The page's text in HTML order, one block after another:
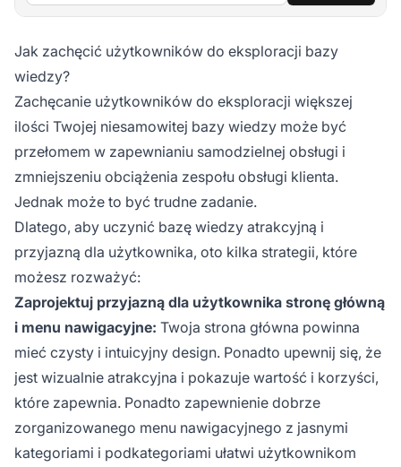
Jak zachęcić użytkowników do eksploracji bazy
wiedzy?
Zachęcanie użytkowników do eksploracji większej
ilości Twojej niesamowitej bazy wiedzy może być
przełomem w zapewnianiu samodzielnej obsługi i
zmniejszeniu obciążenia zespołu obsługi klienta.
Jednak może to być trudne zadanie.
Dlatego, aby uczynić bazę wiedzy atrakcyjną i
przyjazną dla użytkownika, oto kilka strategii, które
możesz rozważyć:
Zaprojektuj przyjazną dla użytkownika stronę główną
i menu nawigacyjne: Twoja strona główna powinna
mieć czysty i intuicyjny design. Ponadto upewnij się, że
jest wizualnie atrakcyjna i pokazuje wartość i korzyści,
które zapewnia. Ponadto zapewnienie dobrze
zorganizowanego menu nawigacyjnego z jasnymi
kategoriami i podkategoriami ułatwi użytkownikom